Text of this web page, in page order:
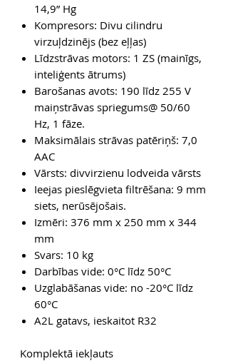
14,9” Hg
Kompresors: Divu cilindru
virzuļdzinējs (bez eļļas)
Līdzstrāvas motors: 1 ZS (mainīgs,
inteliģents ātrums)
Barošanas avots: 190 līdz 255 V
maiņstrāvas spriegums@ 50/60
Hz, 1 fāze.
Maksimālais strāvas patēriņš: 7,0
AAC
Vārsts: divvirzienu lodveida vārsts
Ieejas pieslēgvieta filtrēšana: 9 mm
siets, nerūsējošais.
Izmēri: 376 mm x 250 mm x 344
mm
Svars: 10 kg
Darbības vide: 0°C līdz 50°C
Uzglabāšanas vide: no -20°C līdz
60°C
A2L gatavs, ieskaitot R32
Komplektā iekļauts